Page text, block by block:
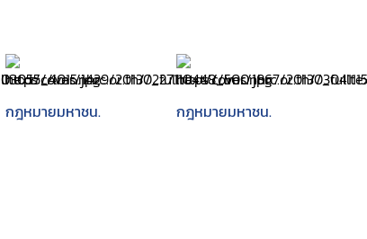
กฎหมายมหาชน. กฎหมายมหาชน.